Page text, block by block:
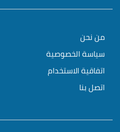
من نحن
سياسة الخصوصية
اتفاقية الاستخدام
اتصل بنا